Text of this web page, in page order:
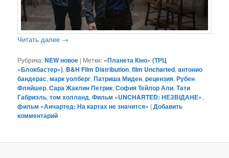
Читать далее →
Рубрика:NEW новое | Метки: «Планета Кіно» (ТРЦ
«Блокбастер»), B&H Film Distribution,film Uncharted,антонио
бандерас,марк уолберг,Патриша Миден,рецензия,Рубен
Фляйшер,Сара Жаклин Петрик,София Тейлор Али,Тати
Габриэль,том холланд,Фильм «UNCHARTED: НЕЗВІДАНЕ»,
фильм «Анчартед: На картах не значится» |Добавить
комментарий